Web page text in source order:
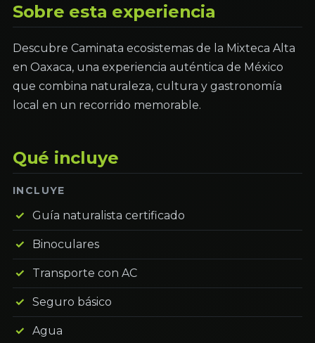
Sobre esta experiencia
Descubre Caminata ecosistemas de la Mixteca Alta
en Oaxaca, una experiencia auténtica de México
que combina naturaleza, cultura y gastronomía
local en un recorrido memorable.
Qué incluye
INCLUYE
Guía naturalista certificado
Binoculares
Transporte con AC
Seguro básico
Agua